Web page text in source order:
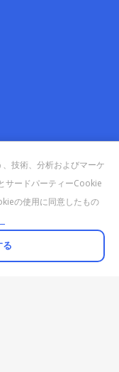
技術、分析およびマーケ
サードパーティーCookie
の使用に同意したもの
る